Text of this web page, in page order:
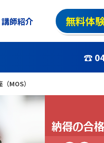
講師紹介 無料体
☎
MOS）